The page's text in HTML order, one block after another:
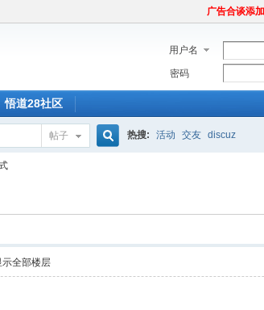
广告合谈添
用户名
密码
悟道28社区
帖子 热搜: 活动 交友 discuz
示全部楼层